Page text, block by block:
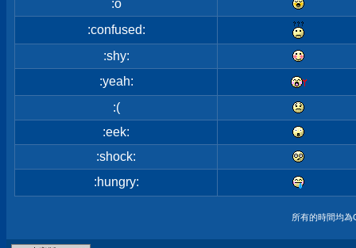
:o
:confused:
:shy:
:yeah:
:(
:eek:
:shock:
:hungry:
所有的時間均為